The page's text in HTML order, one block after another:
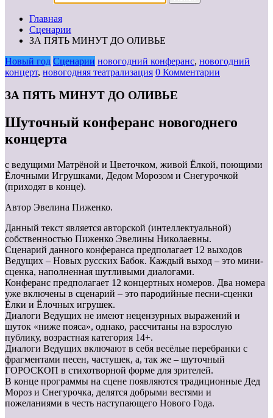
Главная
Сценарии
ЗА ПЯТЬ МИНУТ ДО ОЛИВЬЕ
Новый год Сценарии новогодний конферанс, новогодний
концерт, новогодняя театрализация 0 Комментарии
ЗА ПЯТЬ МИНУТ ДО ОЛИВЬЕ
Шуточный конферанс новогоднего
концерта
с ведущими Матрёной и Цветочком, живой Ёлкой, поющими
Ёлочными Игрушками, Дедом Морозом и Снегурочкой
(приходят в конце).
Автор Эвелина Пиженко.
Данный текст является авторской (интеллектуальной)
собственностью Пиженко Эвелины Николаевны.
Сценарий данного конферанса предполагает 12 выходов
Ведущих – Новых русских Бабок. Каждый выход – это мини-
сценка, наполненная шутливыми диалогами.
Конферанс предполагает 12 концертных номеров. Два номера
уже включены в сценарий – это пародийные песни-сценки
Ёлки и Ёлочных игрушек.
Диалоги Ведущих не имеют нецензурных выражений и
шуток «ниже пояса», однако, рассчитаны на взрослую
публику, возрастная категория 14+.
Диалоги Ведущих включают в себя весёлые перебранки с
фрагментами песен, частушек, а, так же – шуточный
ГОРОСКОП в стихотворной форме для зрителей.
В конце программы на сцене появляются традиционные Дед
Мороз и Снегурочка, делятся добрыми вестями и
пожеланиями в честь наступающего Нового Года.